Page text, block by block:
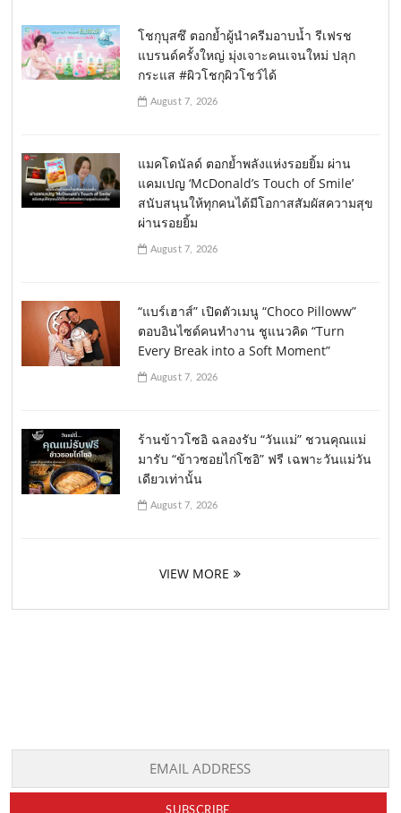
โชกุบุสซึ ตอกย้ำผู้นำครีมอาบน้ำ รีเฟรช
แบรนด์ครั้งใหญ่ มุ่งเจาะคนเจนใหม่ ปลุก
กระแส #ผิวโชกุผิวโชว์ได้
August 7, 2026
แมคโดนัลด์ ตอกย้ำพลังแห่งรอยยิ้ม ผ่าน
แคมเปญ ‘McDonald’s Touch of Smile’
สนับสนุนให้ทุกคนได้มีโอกาสสัมผัสความสุข
ผ่านรอยยิ้ม
August 7, 2026
“แบร์เฮาส์” เปิดตัวเมนู “Choco Pilloww”
ตอบอินไซด์คนทำงาน ชูแนวคิด “Turn
Every Break into a Soft Moment”
August 7, 2026
ร้านข้าวโซอิ ฉลองรับ “วันแม่” ชวนคุณแม่
มารับ “ข้าวซอยไก่โซอิ” ฟรี เฉพาะวันแม่วัน
เดียวเท่านั้น
August 7, 2026
VIEW MORE